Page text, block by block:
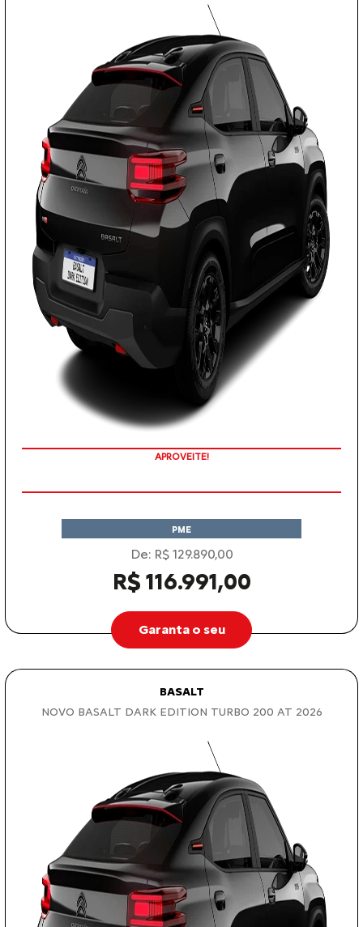
APROVEITE!
PME
De: R$ 129.890,00
R$ 116.991,00
Garanta o seu
BASALT
NOVO BASALT DARK EDITION TURBO 200 AT 2026